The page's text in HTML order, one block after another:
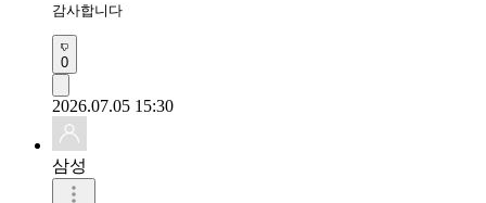
감사합니다
0
2026.07.05 15:30
삼성